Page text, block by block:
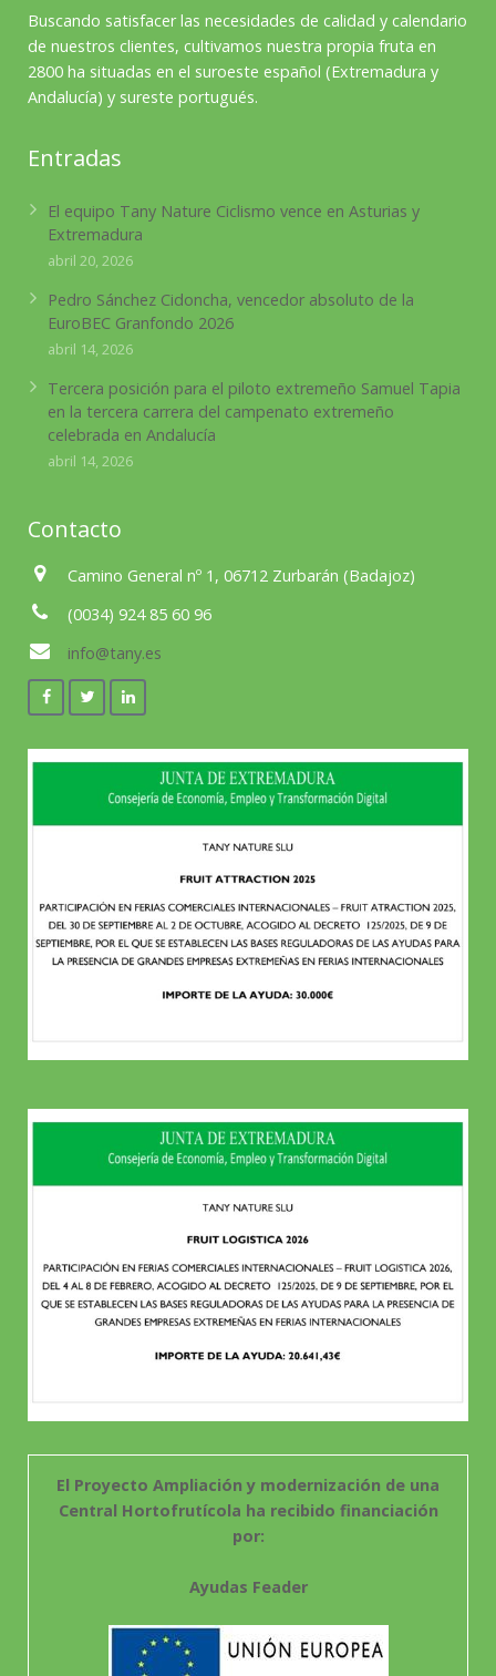
Buscando satisfacer las necesidades de calidad y calendario
de nuestros clientes, cultivamos nuestra propia fruta en
2800 ha situadas en el suroeste español (Extremadura y
Andalucía) y sureste portugués.
Entradas
El equipo Tany Nature Ciclismo vence en Asturias y
Extremadura
abril 20, 2026
Pedro Sánchez Cidoncha, vencedor absoluto de la
EuroBEC Granfondo 2026
abril 14, 2026
Tercera posición para el piloto extremeño Samuel Tapia
en la tercera carrera del campenato extremeño
celebrada en Andalucía
abril 14, 2026
Contacto
Camino General nº 1, 06712 Zurbarán (Badajoz)
(0034) 924 85 60 96
info@tany.es
El Proyecto Ampliación y modernización de una
Central Hortofrutícola ha recibido financiación
por:
Ayudas Feader